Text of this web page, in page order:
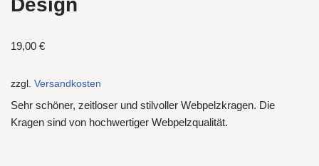
Design
19,00 €
zzgl. Versandkosten
Sehr schöner, zeitloser und stilvoller Webpelzkragen. Die
Kragen sind von hochwertiger Webpelzqualität.